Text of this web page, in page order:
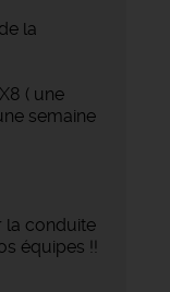
la
( une
semaine
la conduite
équipes !!